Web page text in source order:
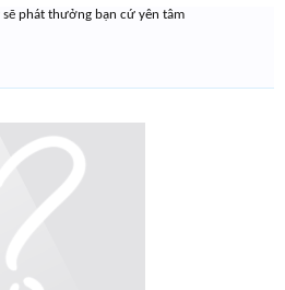
sẽ phát thưởng bạn cứ yên tâm